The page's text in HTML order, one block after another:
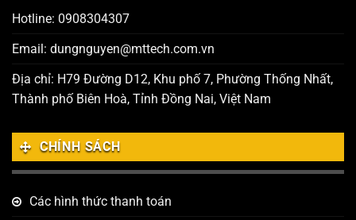
Hotline: 0908304307
Email: dungnguyen@mttech.com.vn
Địa chỉ: H79 Đường D12, Khu phố 7, Phường Thống Nhất,
Thành phố Biên Hoà, Tỉnh Đồng Nai, Việt Nam
CHÍNH SÁCH
Các hình thức thanh toán